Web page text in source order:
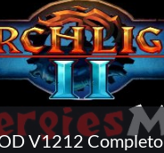
V1212 Completo